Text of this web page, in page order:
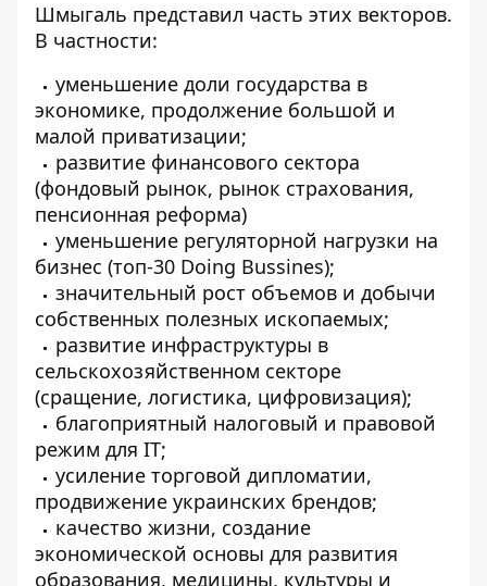
Шмыгаль представил часть этих векторов.
В частности:
уменьшение доли государства в
экономике, продолжение большой и
малой приватизации;
развитие финансового сектора
(фондовый рынок, рынок страхования,
пенсионная реформа)
уменьшение регуляторной нагрузки на
бизнес (топ-30 Doing Bussines);
значительный рост объемов и добычи
собственных полезных ископаемых;
развитие инфраструктуры в
сельскохозяйственном секторе
(сращение, логистика, цифровизация);
благоприятный налоговый и правовой
режим для IT;
усиление торговой дипломатии,
продвижение украинских брендов;
качество жизни, создание
экономической основы для развития
образования, медицины, культуры и